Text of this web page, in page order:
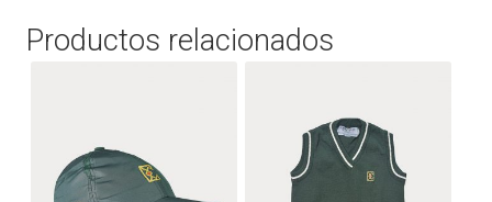
Productos relacionados